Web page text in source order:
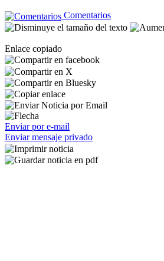
Comentarios
Enlace copiado
Enviar por e-mail
Enviar mensaje privado